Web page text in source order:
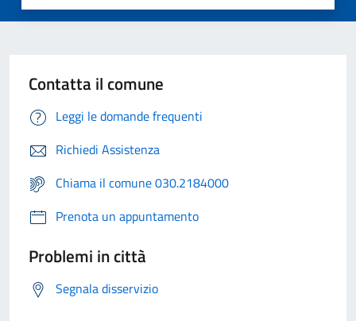
Contatta il comune
Leggi le domande frequenti
Richiedi Assistenza
Chiama il comune 030.2184000
Prenota un appuntamento
Problemi in città
Segnala disservizio